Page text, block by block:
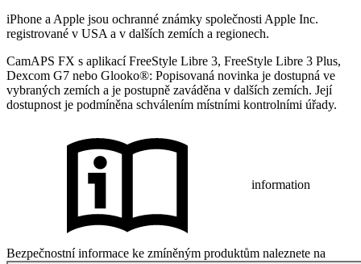
iPhone a Apple jsou ochranné známky společnosti Apple Inc.
registrované v USA a v dalších zemích a regionech.
CamAPS FX s aplikací FreeStyle Libre 3, FreeStyle Libre 3 Plus,
Dexcom G7 nebo Glooko®: Popisovaná novinka je dostupná ve
vybraných zemích a je postupně zaváděna v dalších zemích. Její
dostupnost je podmíněna schválením místními kontrolními úřady.
information
Bezpečnostní informace ke zmíněným produktům naleznete na